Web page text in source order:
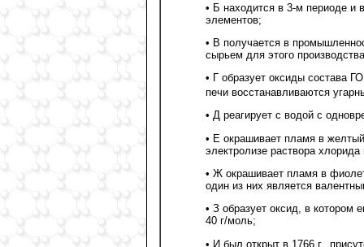
• Б находится в 3-м периоде и
элементов;
• В получается в
сырьем для этого
• Г образует оксиды состава
печи восстанавливаются
• Д реагирует с водой с
• Е окрашивает пламя в желтый
электролизе раствора хлорида
• Ж окрашивает пламя в
один из них является
• З образует оксид, в котором
40 г/моль;
• И был открыт в 1766 г.,